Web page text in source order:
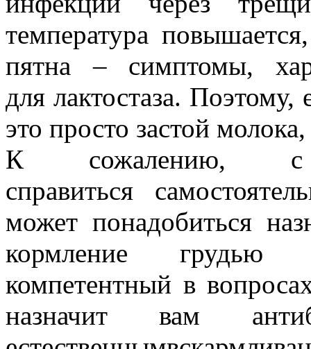
температура
пятна – симптомы,
для лактостаза. Поэтому,
это просто застой
К сожалению,
справиться
может понадобиться
кормление грудью
компетентный в
назначит вам